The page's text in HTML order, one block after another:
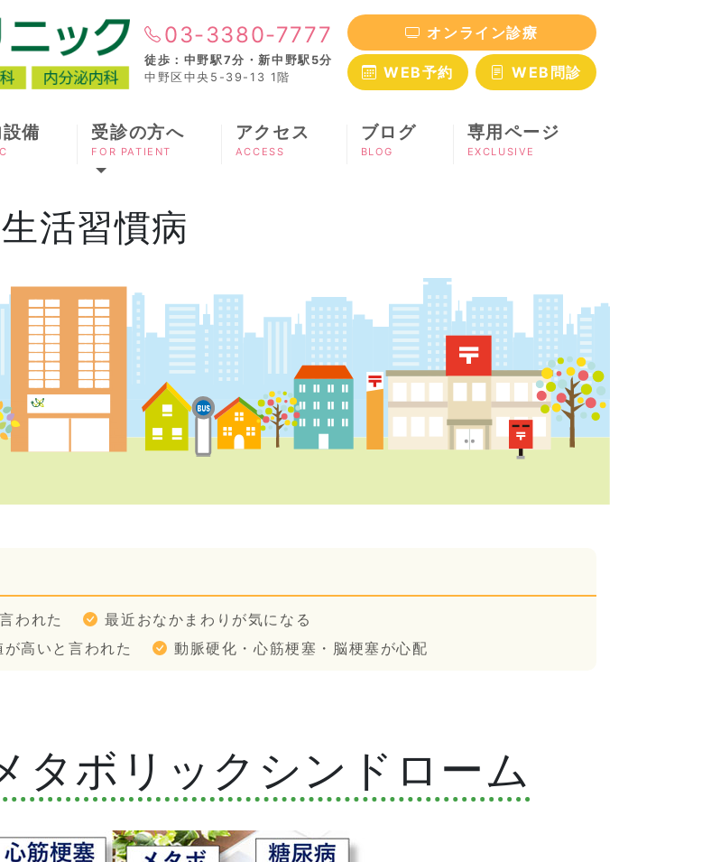
03-3380-7777
徒歩：中野駅7分・新中野駅5分
中野区中央5-39-13 1階
オンライン診療
WEB予約 WEB問診
備 受診の方へ
FOR PATIENT
アクセス
ACCESS
ブログ
BLOG
専用ページ
EXCLUSIVE
生活習慣病
われた
最近おなかまわりが気になる
が高いと言われた 動脈硬化・心筋梗塞・脳梗塞が心配
タボリックシンドローム